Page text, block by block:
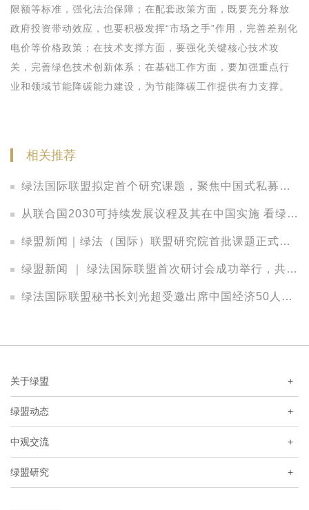
限额等标准，强化法治保障；在配套政策方面，既要充分释放
政府投资带动效应，也要积极发挥“市场之手”作用，完善差别化
电价等价格政策；在技术支撑方面，要强化关键核心技术攻
关，完善绿色技术创新体系；在基础工作方面，要加强重点行
业和领域节能降碳能力建设，为节能降碳工作提供有力支撑。
相关推荐
绿法国际联盟拟定首个研究课题，聚焦中国式私募股权LP的法律观察
从联合国2030可持续发展议程及其在中国实施 看绿色发展中的法律保障
绿盟新闻｜绿法（国际）联盟研究院首批课题正式立项，把脉中国金融发展新趋势
绿盟新闻 ｜ 绿法国际联盟首次研讨会成功举行，共议资本配置策略、投资实践与管理之道
绿法国际联盟秘书长刘光超受邀出席中国经济50人论坛2017年年会
关于绿盟 +
绿盟动态 +
中观交流 +
绿盟研究 +